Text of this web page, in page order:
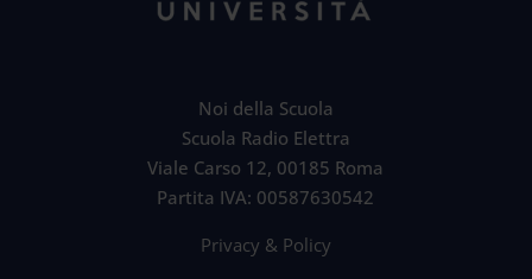
Noi della Scuola
Scuola Radio Elettra
Viale Carso 12, 00185 Roma
Partita IVA: 00587630542
Privacy & Policy